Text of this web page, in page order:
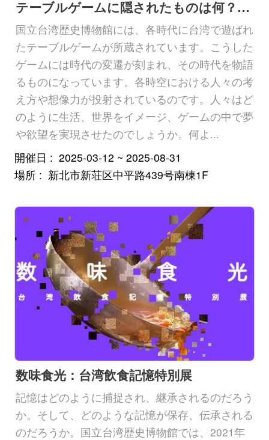
テーブルゲームに隠されたものは何？台史博テーブルゲーム特別展台北会場
国立台湾歴史博物館には、各時代に台湾で遊ばれ
たテーブルゲームが所蔵されています。こうした
ゲームには時代の変遷が刻まれ、その時代を物語
るものになっています。各時空における人々の考
え方や想像力が投射されているのです。人々はど
のように生活、世界をイメージ、ゲームの中で夢
や欲望を実現させたのでしょうか。何よ...
開催日
2025-03-12 ~ 2025-08-31
場所
新北市新荘区中平路439号南棟1F
数味食光：台湾飲食記憶特別展
記憶はどのように捕捉され、継承されるのだろう
か。そして、どのような記憶が保存、伝承される
のだろうか。国立台湾歴史博物館では、2021年